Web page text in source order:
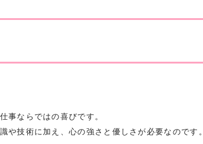
事ならではの喜びです。
技術に加え、心の強さと優しさが必要なのです。